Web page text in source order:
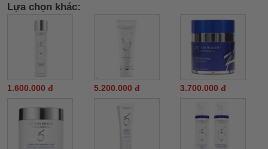
Lựa chọn khác:
1.600.000 đ 5.200.000 đ 3.700.000 đ